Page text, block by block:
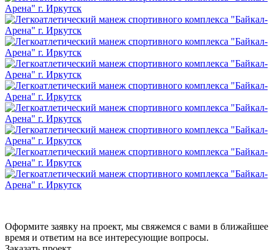
Оформите заявку на проект, мы свяжемся с вами в ближайшее
время и ответим на все интересующие вопросы.